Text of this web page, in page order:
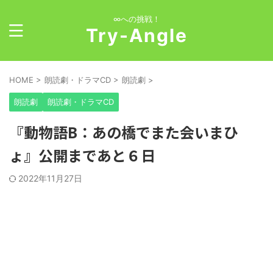
∞への挑戦！
Try-Angle
HOME > 朗読劇・ドラマCD > 朗読劇 >
朗読劇 朗読劇・ドラマCD
『動物語B：あの橋でまた会いまひ
ょ』公開まであと６日
2022年11月27日